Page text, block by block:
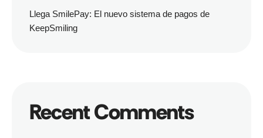
Llega SmilePay: El nuevo sistema de pagos de
KeepSmiling
Recent Comments